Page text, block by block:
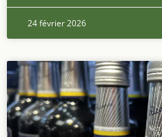
24 février 2026